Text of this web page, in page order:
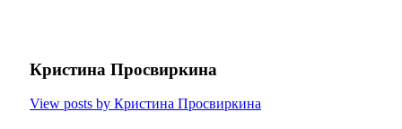
Кристина Просвиркина
View posts by Кристина Просвиркина